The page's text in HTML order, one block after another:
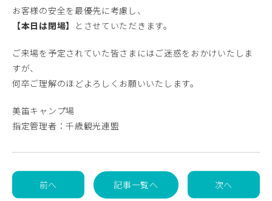
お客様の安全を最優先に考慮し、
【本日は閉場】
とさせていただきます。
ご来場を予定されていた皆さまにはご迷惑をおかけいたしま
すが、
何卒ご理解のほどよろしくお願いいたします。
美笛キャンプ場
指定管理者：千歳観光連盟
前へ 記事一覧へ 次へ